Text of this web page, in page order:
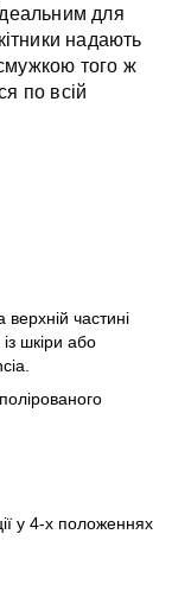
для
надають
того ж
по всій
частині
шкіри або
у 4-х положеннях